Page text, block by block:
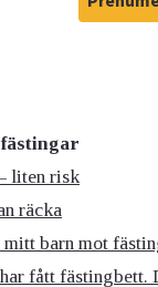
liten risk
räcka
barn mot
fått fästingbett.